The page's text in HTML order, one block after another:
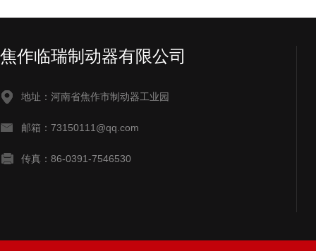
焦作临瑞制动器有限公司
地址：河南省焦作市制动器工业园
邮箱：73150111@qq.com
传真：86-0391-7546530